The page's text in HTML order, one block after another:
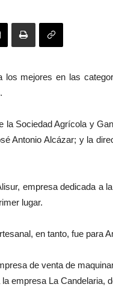
los mejores en las
la Sociedad Agrícola y
Antonio Alcázar; y la
empresa dedicada a
lugar.
en tanto, fue para
de venta de
empresa La Candelaria,